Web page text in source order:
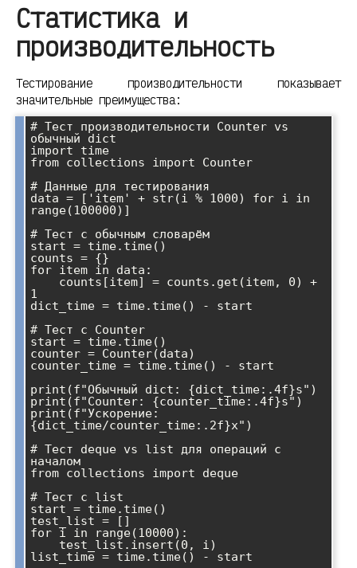
Статистика и
производительность
Тестирование производительности показывает
значительные преимущества:
# Тест производительности Counter vs
обычный dict
import time
from collections import Counter
# Данные для тестирования
data = ['item' + str(i % 1000) for i in
range(100000)]
# Тест с обычным словарём
start = time.time()
counts = {}
for item in data:
1
dict_time = time.time() - start
# Тест с Counter
start = time.time()
counter = Counter(data)
counter_time = time.time() - start
print(f"Обычный dict: {dict_time:.4f}s")
print(f"Counter: {counter_time:.4f}s")
print(f"Ускорение:
{dict_time/counter_time:.2f}x")
# Тест deque vs list для операций с
началом
from collections import deque
# Тест с list
start = time.time()
test_list = []
for i in range(10000):
list_time = time.time() - start